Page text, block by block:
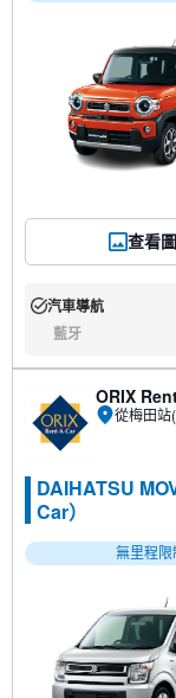
查看
有:汽車導航
藍牙
ORIX
從梅田站
DAIHATSU
Car）
無里程限